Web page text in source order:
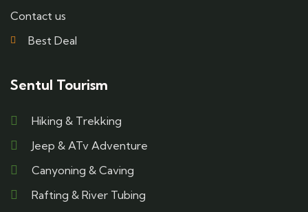
Contact us
Best Deal
Sentul Tourism
Hiking & Trekking
Jeep & ATv Adventure
Canyoning & Caving
Rafting & River Tubing